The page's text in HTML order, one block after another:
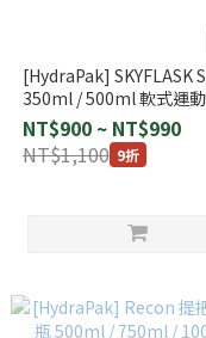
[HydraPak] SKYFLASK
350ml / 500ml 軟式運
NT$900 ~ NT$990
NT$1,100 9折